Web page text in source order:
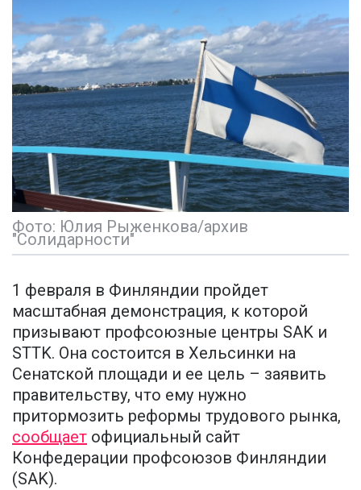
Фото: Юлия Рыженкова/архив
"Солидарности"
1 февраля в Финляндии пройдет
масштабная демонстрация, к которой
призывают профсоюзные центры SAK и
STTK. Она состоится в Хельсинки на
Сенатской площади и ее цель – заявить
правительству, что ему нужно
притормозить реформы трудового рынка,
сообщает официальный сайт
Конфедерации профсоюзов Финляндии
(SAK).